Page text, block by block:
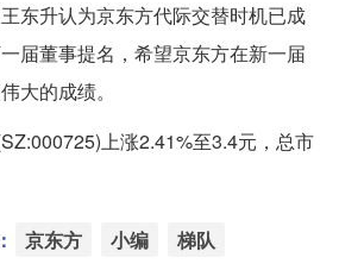
东升认为京东方代际交替时机已成
届董事提名，希望京东方在新一届
大的成绩。
上涨2.41%至3.4元，总市
京东方 小编 梯队